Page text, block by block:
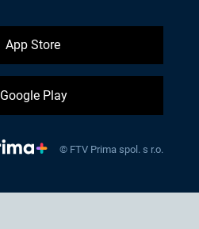
App Store
Google Play
© FTV Prima spol. s r.o.